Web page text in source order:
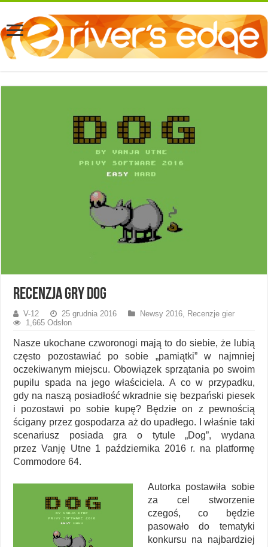
Recenzja gry Dog
V-12 25 grudnia 2016 Newsy 2016, Recenzje gier
1,665 Odsłon
Nasze ukochane czworonogi mają to do siebie, że lubią
często pozostawiać po sobie „pamiątki” w najmniej
oczekiwanym miejscu. Obowiązek sprzątania po swoim
pupilu spada na jego właściciela. A co w przypadku,
gdy na naszą posiadłość wkradnie się bezpański piesek
i pozostawi po sobie kupę? Będzie on z pewnością
ścigany przez gospodarza aż do upadłego. I właśnie taki
scenariusz posiada gra o tytule „Dog”, wydana
przez Vanję Utne 1 października 2016 r. na platformę
Commodore 64.
Autorka postawiła sobie
za cel stworzenie
czegoś, co będzie
pasowało do tematyki
konkursu na najbardziej